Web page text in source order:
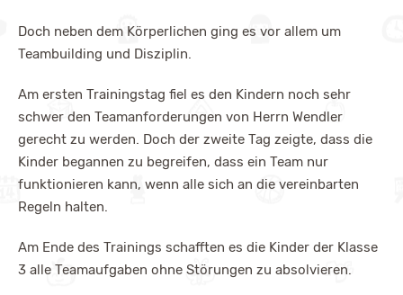
Doch neben dem Körperlichen ging es vor allem um
Teambuilding und Disziplin.
Am ersten Trainingstag fiel es den Kindern noch sehr
schwer den Teamanforderungen von Herrn Wendler
gerecht zu werden. Doch der zweite Tag zeigte, dass die
Kinder begannen zu begreifen, dass ein Team nur
funktionieren kann, wenn alle sich an die vereinbarten
Regeln halten.
Am Ende des Trainings schafften es die Kinder der Klasse
3 alle Teamaufgaben ohne Störungen zu absolvieren.